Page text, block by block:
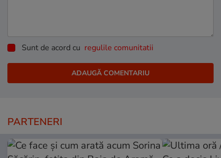
Sunt de acord cu regulile comunitatii
PARTENERI